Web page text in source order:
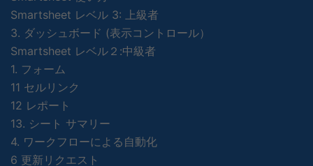
Smartsheet レベル 3: 上級者
3. ダッシュボード (表示コントロール）
Smartsheet レベル２:中級者
1. フォーム
11 セルリンク
12 レポート
13. シート サマリー
4. ワークフローによる自動化
6 更新リクエスト